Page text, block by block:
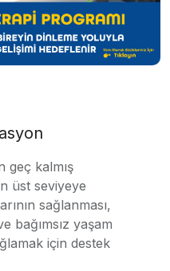
geç kalmış
üst seviyeye
sağlanması,
bağımsız yaşam
için destek